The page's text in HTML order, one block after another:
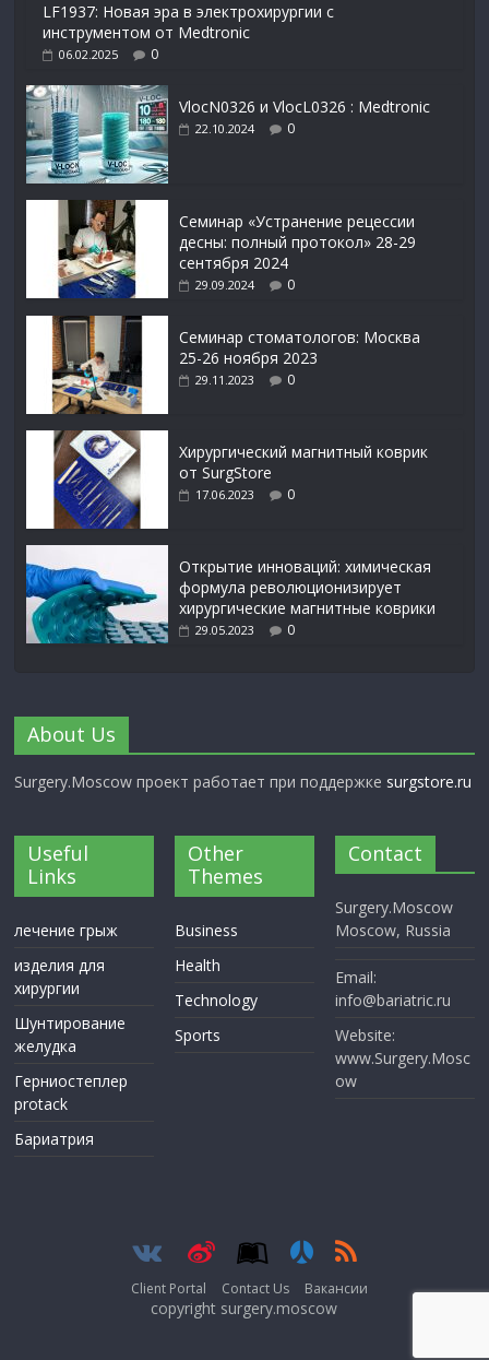
LF1937: Новая эра в электрохирургии с
инструментом от Medtronic
06.02.2025 0
VlocN0326 и VlocL0326 : Medtronic
22.10.2024 0
Семинар «Устранение рецессии
десны: полный протокол» 28-29
сентября 2024
29.09.2024 0
Семинар стоматологов: Москва
25-26 ноября 2023
29.11.2023 0
Xирургический магнитный коврик
от SurgStore
17.06.2023 0
Открытие инноваций: химическая
формула революционизирует
хирургические магнитные коврики
29.05.2023 0
About Us
Surgery.Moscow проект работает при поддержке surgstore.ru
Useful
Links
лечение грыж
изделия для
хирургии
Шунтирование
желудка
Герниостеплер
protack
Бариатрия
Other
Themes
Business
Health
Technology
Sports
Contact
Surgery.Moscow
Moscow, Russia
Email:
info@bariatric.ru
Website:
www.Surgery.Mosc
ow
Client Portal Contact Us Вакансии
copyright surgery.moscow